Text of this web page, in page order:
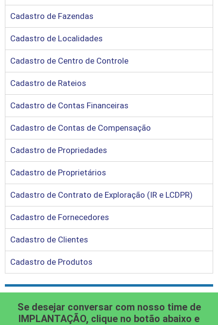
Cadastro de Fazendas
Cadastro de Localidades
Cadastro de Centro de Controle
Cadastro de Rateios
Cadastro de Contas Financeiras
Cadastro de Contas de Compensação
Cadastro de Propriedades
Cadastro de Proprietários
Cadastro de Contrato de Exploração (IR e LCDPR)
Cadastro de Fornecedores
Cadastro de Clientes
Cadastro de Produtos
Se desejar conversar com nosso time de
IMPLANTAÇÃO, clique no botão abaixo e